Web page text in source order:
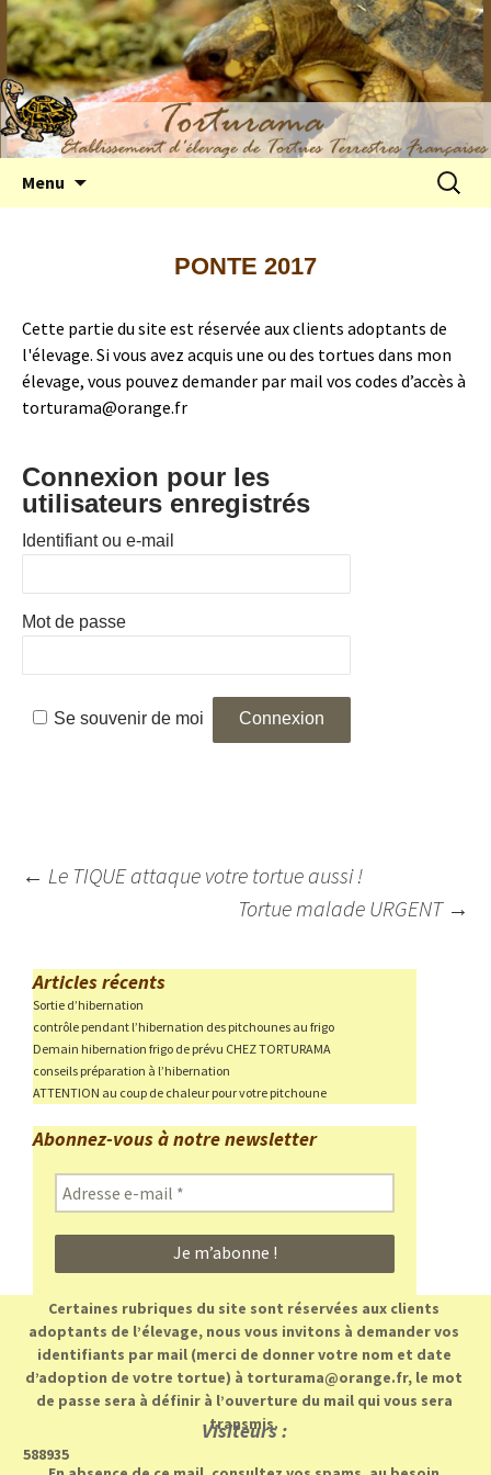
Elevage de tortues terrestres françaises
Hermann
Menu
PONTE 2017
Cette partie du site est réservée aux clients adoptants de
l'élevage. Si vous avez acquis une ou des tortues dans mon
élevage, vous pouvez demander par mail vos codes d’accès à
torturama@orange.fr
Connexion pour les
utilisateurs enregistrés
Identifiant ou e-mail
Mot de passe
Se souvenir de moi
Navigation
← Le TIQUE attaque votre tortue aussi !
Tortue malade URGENT →
Articles récents
Sortie d’hibernation
contrôle pendant l’hibernation des pitchounes au frigo
Demain hibernation frigo de prévu CHEZ TORTURAMA
conseils préparation à l’hibernation
ATTENTION au coup de chaleur pour votre pitchoune
Abonnez-vous à notre newsletter
Adresse
e-
mail
Certaines rubriques du site sont réservées aux clients
adoptants de l’élevage, nous vous invitons à demander vos
identifiants par mail (merci de donner votre nom et date
d’adoption de votre tortue) à torturama@orange.fr, le mot
de passe sera à définir à l’ouverture du mail qui vous sera
transmis.
Visiteurs :
588935